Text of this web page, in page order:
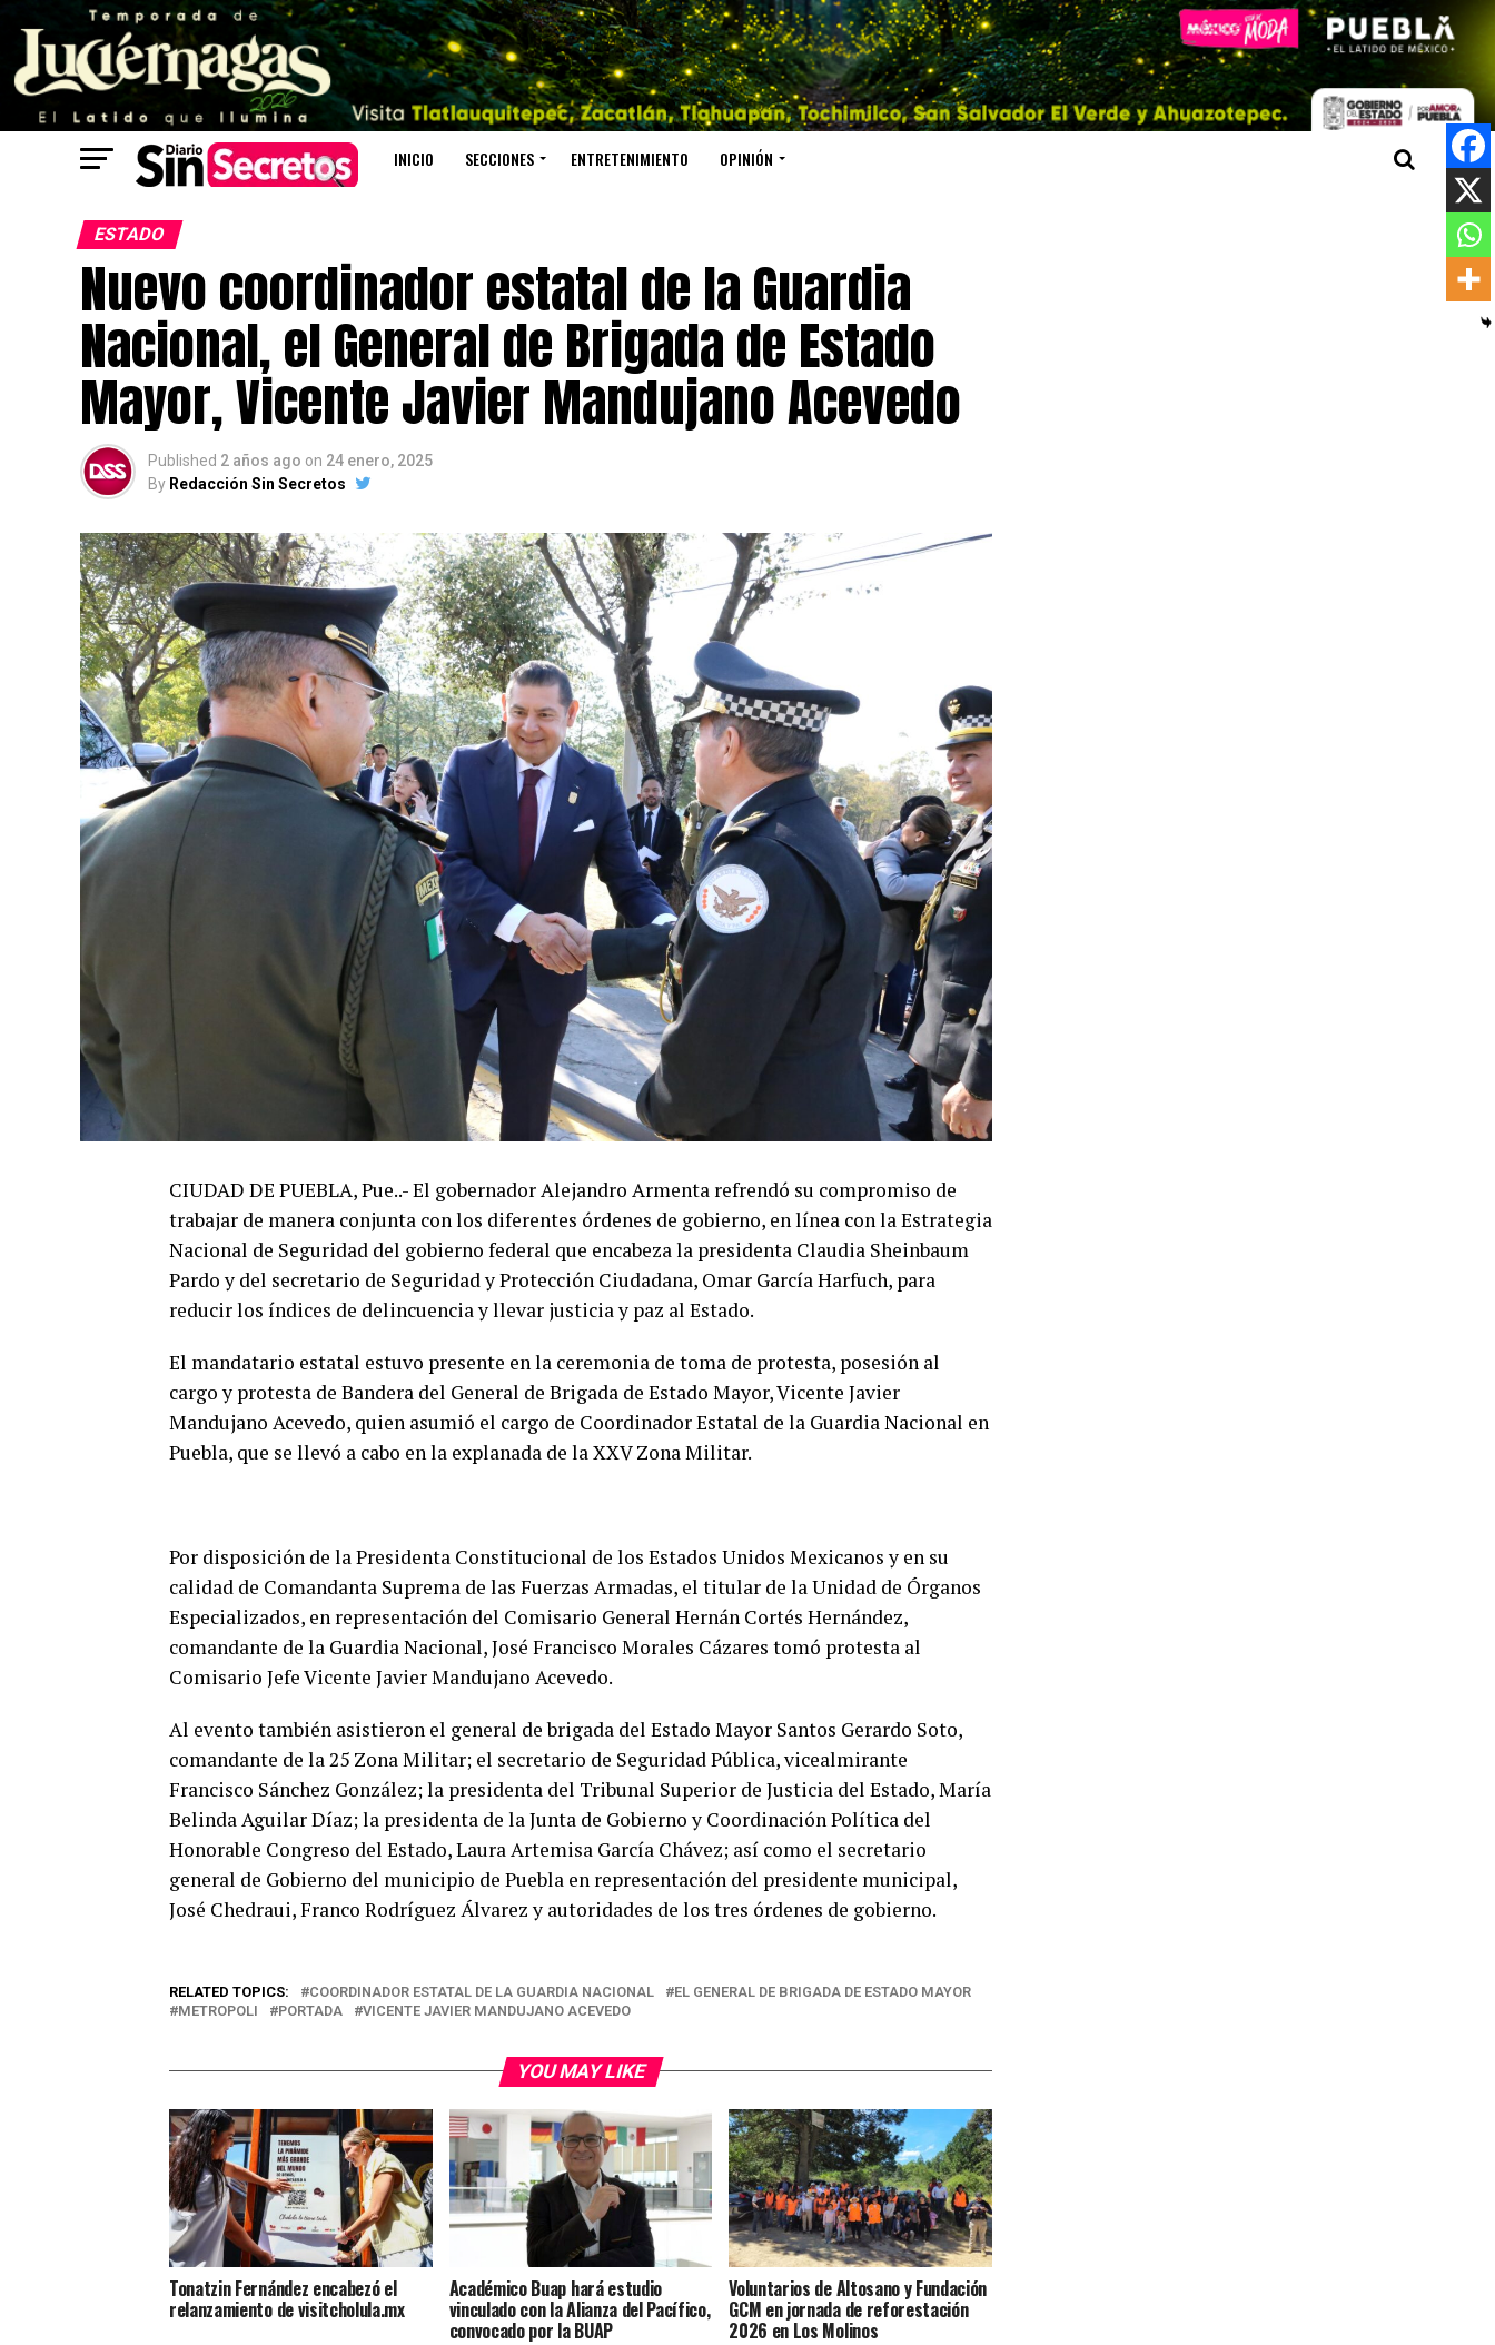
INICIO SECCIONES ENTRETENIMIENTO OPINIÓN
ESTADO
Nuevo coordinador estatal de la Guardia
Nacional, el General de Brigada de Estado
Mayor, Vicente Javier Mandujano Acevedo
Published 2 años ago on 24 enero, 2025
By Redacción Sin Secretos
CIUDAD DE PUEBLA, Pue..- El gobernador Alejandro Armenta refrendó su compromiso de
trabajar de manera conjunta con los diferentes órdenes de gobierno, en línea con la Estrategia
Nacional de Seguridad del gobierno federal que encabeza la presidenta Claudia Sheinbaum
Pardo y del secretario de Seguridad y Protección Ciudadana, Omar García Harfuch, para
reducir los índices de delincuencia y llevar justicia y paz al Estado.
El mandatario estatal estuvo presente en la ceremonia de toma de protesta, posesión al
cargo y protesta de Bandera del General de Brigada de Estado Mayor, Vicente Javier
Mandujano Acevedo, quien asumió el cargo de Coordinador Estatal de la Guardia Nacional en
Puebla, que se llevó a cabo en la explanada de la XXV Zona Militar.
Por disposición de la Presidenta Constitucional de los Estados Unidos Mexicanos y en su
calidad de Comandanta Suprema de las Fuerzas Armadas, el titular de la Unidad de Órganos
Especializados, en representación del Comisario General Hernán Cortés Hernández,
comandante de la Guardia Nacional, José Francisco Morales Cázares tomó protesta al
Comisario Jefe Vicente Javier Mandujano Acevedo.
Al evento también asistieron el general de brigada del Estado Mayor Santos Gerardo Soto,
comandante de la 25 Zona Militar; el secretario de Seguridad Pública, vicealmirante
Francisco Sánchez González; la presidenta del Tribunal Superior de Justicia del Estado, María
Belinda Aguilar Díaz; la presidenta de la Junta de Gobierno y Coordinación Política del
Honorable Congreso del Estado, Laura Artemisa García Chávez; así como el secretario
general de Gobierno del municipio de Puebla en representación del presidente municipal,
José Chedraui, Franco Rodríguez Álvarez y autoridades de los tres órdenes de gobierno.
RELATED TOPICS: COORDINADOR ESTATAL DE LA GUARDIA NACIONAL
EL GENERAL DE BRIGADA DE ESTADO MAYOR
METROPOLI
PORTADA VICENTE JAVIER MANDUJANO ACEVEDO
YOU MAY LIKE
Tonatzin Fernández encabezó el
relanzamiento de visitcholula.mx
Académico Buap hará estudio
vinculado con la Alianza del Pacífico,
convocado por la BUAP
Voluntarios de Altosano y Fundación
GCM en jornada de reforestación
2026 en Los Molinos